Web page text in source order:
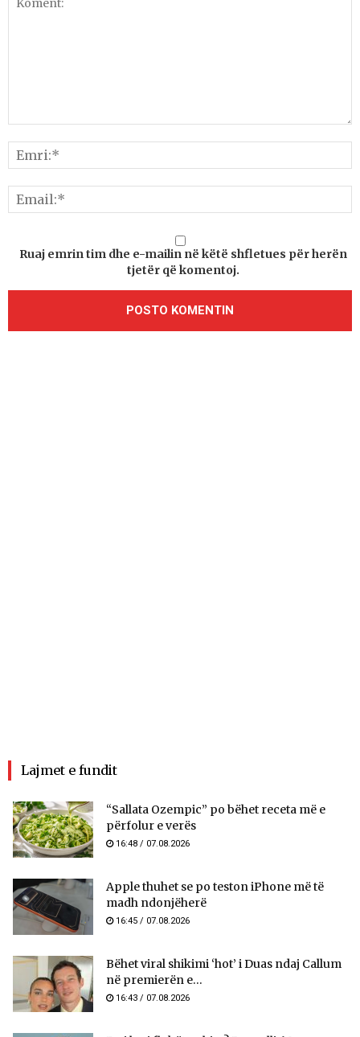
Ruaj emrin tim dhe e-mailin në këtë shfletues për herën
tjetër që komentoj.
Lajmet e fundit
“Sallata Ozempic” po bëhet receta më e
përfolur e verës
16:48 / 07.08.2026
Apple thuhet se po teston iPhone më të
madh ndonjëherë
16:45 / 07.08.2026
Bëhet viral shikimi ‘hot’ i Duas ndaj Callum
në premierën e...
16:43 / 07.08.2026